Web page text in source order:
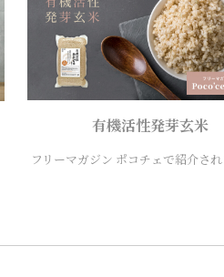
有機活性発芽玄米
フリーマガジン ポコチェで紹介され